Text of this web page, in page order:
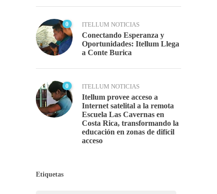
0 ITELLUM NOTICIAS
Conectando Esperanza y
Oportunidades: Itellum Llega
a Conte Burica
0 ITELLUM NOTICIAS
Itellum provee acceso a
Internet satelital a la remota
Escuela Las Cavernas en
Costa Rica, transformando la
educación en zonas de difícil
acceso
Etiquetas